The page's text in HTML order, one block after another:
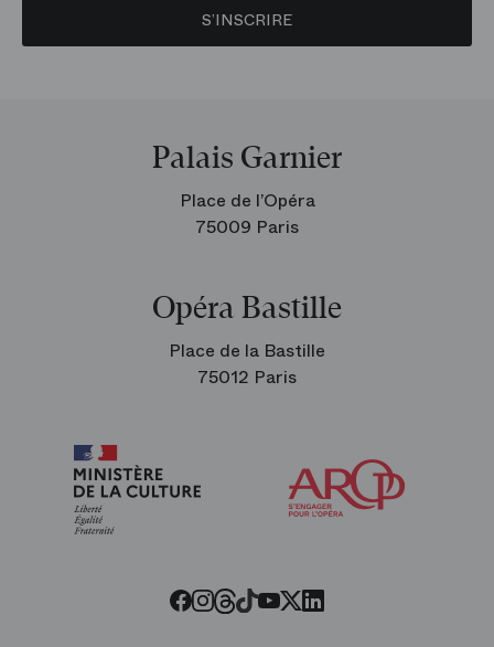
S’INSCRIRE
Palais Garnier
Place de l’Opéra
75009 Paris
Opéra Bastille
Place de la Bastille
75012 Paris
Facebook
Instagram
Threads
Tiktok
Youtube
Twitter
LinkedIn